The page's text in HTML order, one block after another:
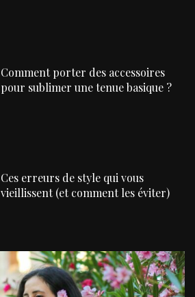
Comment porter des accessoires
pour sublimer une tenue basique ?
Ces erreurs de style qui vous
vieillissent (et comment les éviter)